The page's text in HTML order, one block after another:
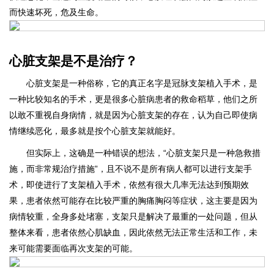
而快速坏死，危及生命。
心脏支架是不是治疗？
心脏支架是一种俗称，它的真正名字是冠脉支架植入手术，是
一种比较知名的手术，更是很多心脏病患者的救命稻草，他们之所
以敢不重视自身病情，就是因为心脏支架的存在，认为自己即使病
情继续恶化，最多就是按个心脏支架就能好。
但实际上，这确是一种错误的想法，“心脏支架只是一种急救措
施，而非常规治疗措施”，且不说不是所有病人都可以进行支架手
术，即使进行了支架植入手术，依然有很大几率无法达到预期效
果，患者依然可能存在比较严重的胸痛胸闷等症状，这主要是因为
病情较重，全身多处堵塞，支架只是解决了最重的一处问题，但从
整体来看，患者依然心肌缺血，因此依然无法正常生活和工作，未
来可能需要面临再次支架的可能。